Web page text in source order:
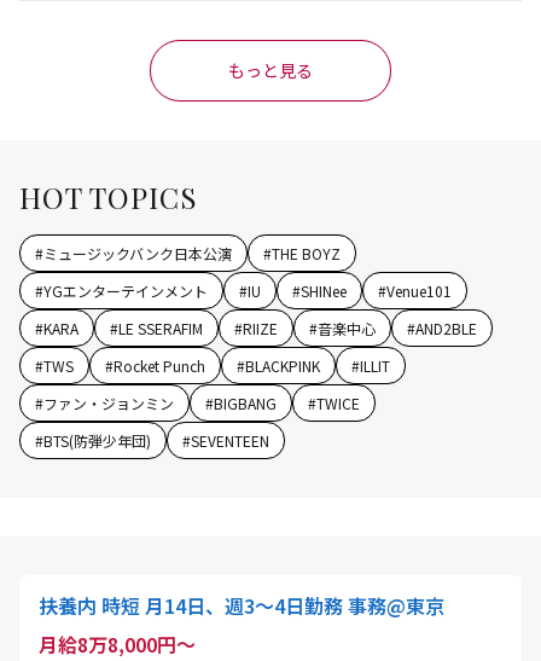
もっと見る
HOT TOPICS
#ミュージックバンク日本公演 #THE BOYZ
#YGエンターテインメント #IU #SHINee #Venue101
#KARA #LE SSERAFIM #RIIZE #音楽中心 #AND2BLE
#TWS #Rocket Punch #BLACKPINK #ILLIT
#ファン・ジョンミン #BIGBANG #TWICE
#BTS(防弾少年団) #SEVENTEEN
扶養内 時短 月14日、週3～4日勤務 事務@東京
月給8万8,000円～